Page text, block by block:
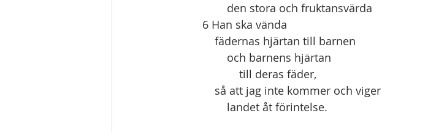
        den stora och fruktansvärda
6 Han ska vända
    fädernas hjärtan till barnen
        och barnens hjärtan
            till deras fäder,
    så att jag inte kommer och viger
        landet åt förintelse.